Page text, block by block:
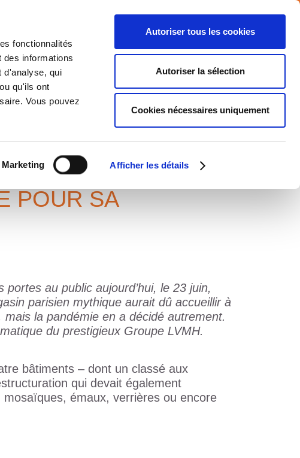
fonctionnalités
informations
d'analyse, qui
qu'ils ont
Vous pouvez
Marketing Afficher les détails
Autoriser tous les cookies
Autoriser la sélection
Cookies nécessaires uniquement
MEDIA
POUR SA
au public aujourd’hui, le 23 juin,
parisien mythique aurait dû accueillir à
la pandémie en a décidé autrement.
du prestigieux Groupe LVMH.
bâtiments – dont un classé aux
qui devait également
émaux, verrières ou encore